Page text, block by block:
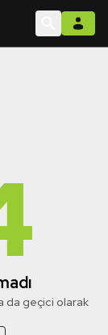
da geçici olarak